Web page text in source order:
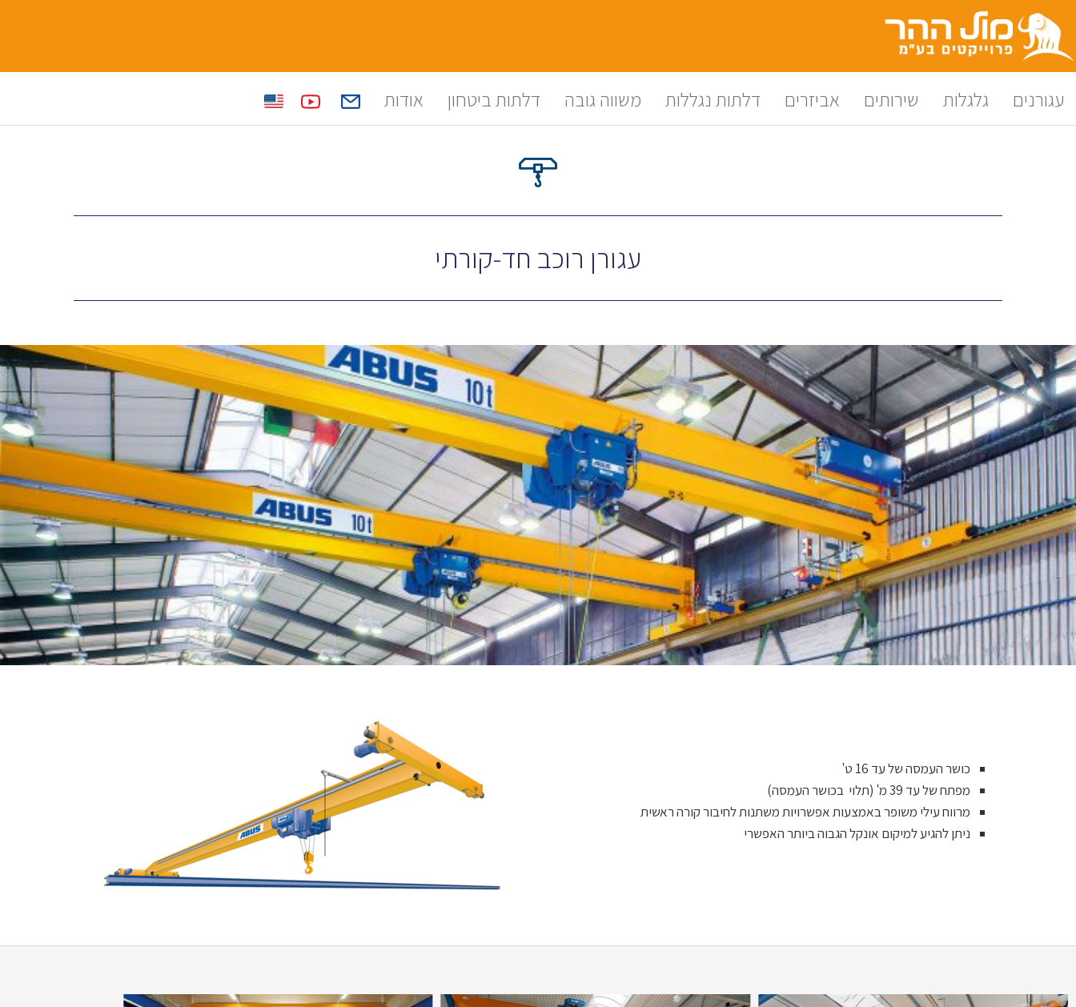
עגורנים גלגלות שירותים אביזרים דלתות נגללות משווה גובה דלתות ביטחון אודות
עגורן רוכב חד-קורתי
כושר העמסה של עד 16 ט'
מפתח של עד 39 מ' (תלוי בכושר העמסה)
מרווח עילי משופר באמצעות אפשרויות משתנות לחיבור קורה ראשית
ניתן להגיע למיקום אונקל הגבוה ביותר האפשרי